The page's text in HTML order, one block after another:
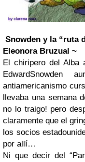
Snowden y la “ruta
Eleonora Bruzual ~
El chiripero del Alba
EdwardSnowden
antiamericanismo
llevaba una semana
no lo traigo! pero
claramente que el
los socios
por allí…
Ni que decir del